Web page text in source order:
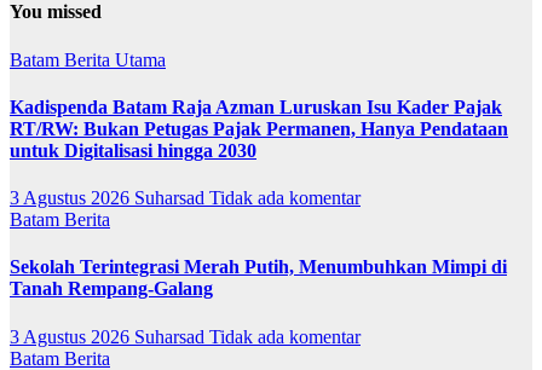
You missed
Batam Berita Utama
Kadispenda Batam Raja Azman Luruskan Isu Kader Pajak
RT/RW: Bukan Petugas Pajak Permanen, Hanya Pendataan
untuk Digitalisasi hingga 2030
3 Agustus 2026 Suharsad Tidak ada komentar
Batam Berita
Sekolah Terintegrasi Merah Putih, Menumbuhkan Mimpi di
Tanah Rempang-Galang
3 Agustus 2026 Suharsad Tidak ada komentar
Batam Berita